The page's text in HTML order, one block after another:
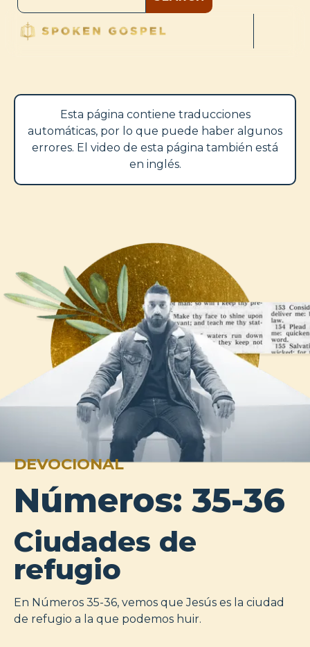
Esta página contiene traducciones
automáticas, por lo que puede haber algunos
errores. El video de esta página también está
en inglés.
DEVOCIONAL
Números: 35-36
Ciudades de
refugio
En Números 35-36, vemos que Jesús es la ciudad
de refugio a la que podemos huir.